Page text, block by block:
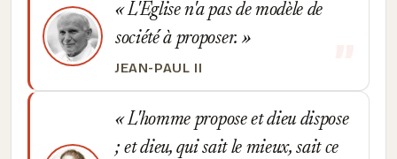
L'Eglise n'a pas de modèle de
société à proposer.
JEAN-PAUL II
L'homme propose et dieu dispose
; et dieu, qui sait le mieux, sait ce